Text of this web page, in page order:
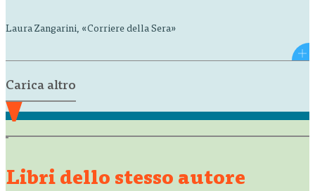
Laura Zangarini, «Corriere della Sera»
Carica altro
Libri dello stesso autore